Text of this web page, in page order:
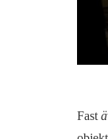
Fast